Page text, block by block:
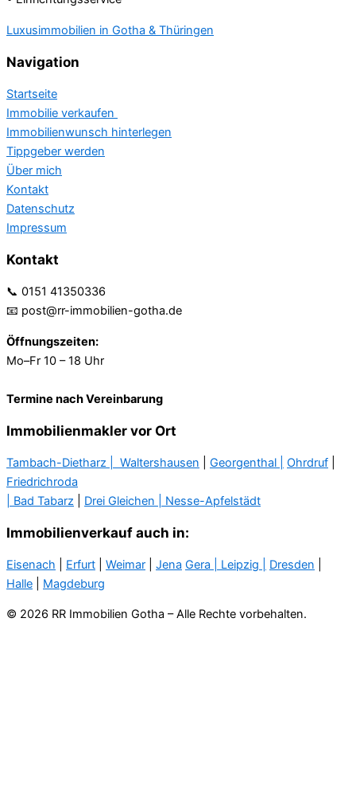
Luxusimmobilien in Gotha & Thüringen
Navigation
Startseite
Immobilie verkaufen
Immobilienwunsch hinterlegen
Tippgeber werden
Über mich
Kontakt
Datenschutz
Impressum
Kontakt
📞 0151 41350336
📧 post@rr-immobilien-gotha.de
Öffnungszeiten:
Mo–Fr 10 – 18 Uhr
Termine nach Vereinbarung
Immobilienmakler vor Ort
Tambach-Dietharz | Waltershausen Georgenthal | Ohrdruf
Friedrichroda
| Bad Tabarz
Drei Gleichen | Nesse-Apfelstädt
Immobilienverkauf auch in:
Eisenach Erfurt Weimar Jena Gera | Leipzig | Dresden
Halle
Magdeburg
© 2026 RR Immobilien Gotha – Alle Rechte vorbehalten.